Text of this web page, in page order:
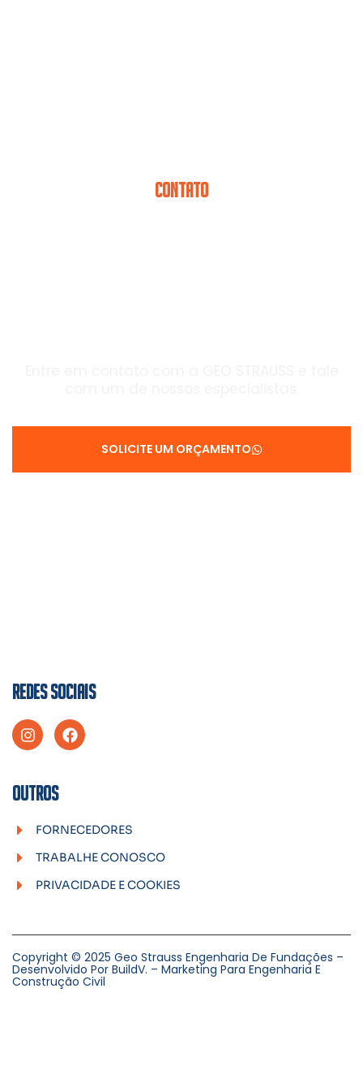
CONTATO
SOLICITE UM ORÇAMENTO
REDES SOCIAIS
OUTROS
FORNECEDORES
TRABALHE CONOSCO
PRIVACIDADE E COOKIES
Copyright © 2025 Geo Strauss Engenharia De Fundações –
Desenvolvido Por BuildV. – Marketing Para Engenharia E
Construção Civil